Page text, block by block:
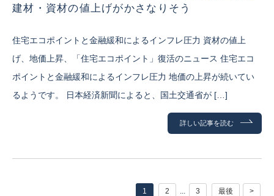
建材・資材の値上げがかさなりそう
住宅エコポイントと金融緩和によるインフレ圧力 資材の値上
げ、地価上昇、「住宅エコポイント」復活のニュース 住宅エコ
ポイントと金融緩和によるインフレ圧力 地価の上昇が続いてい
るようです。 日本経済新聞によると、国土交通省が […]
詳しい記事を読む
1 2 ... 3 最後 >